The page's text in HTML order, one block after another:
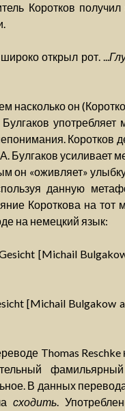
Коротков
открыл рот. ...
насколько он
употребляет
Коротков
Булгаков усиливает
он «оживляет»
данную
Короткова на
на немецкий язык:
[Michail
[Michail Bulgakow
Thomas
В данных
сходить.